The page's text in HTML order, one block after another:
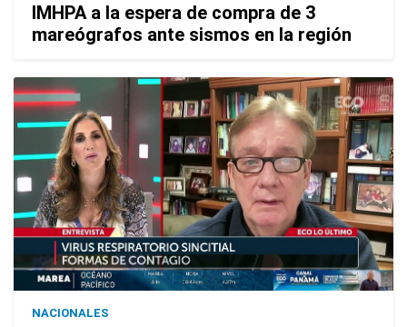
IMHPA a la espera de compra de 3
mareógrafos ante sismos en la región
NACIONALES